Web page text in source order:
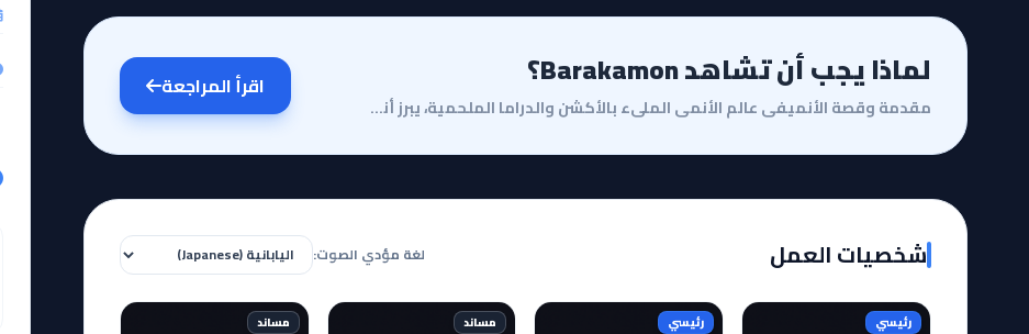
لماذا يجب أن تشاهد Barakamon؟
مقدمة وقصة الأنميفي عالم الأنمي المليء بالأكشن والدراما الملحمية، يبرز أنمي Barakamon كتحفة فنية هاد...
اقرأ المراجعة
شخصيات العمل لغة مؤدي الصوت:
رئيسي رئيسي مساند مساند